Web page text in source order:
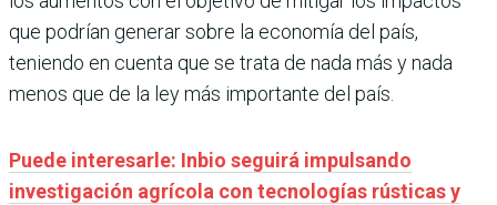
que podrían generar sobre la economía del país,
teniendo en cuenta que se trata de nada más y nada
menos que de la ley más importante del país.
Puede interesarle: Inbio seguirá impulsando
investigación agrícola con tecnologías rústicas y